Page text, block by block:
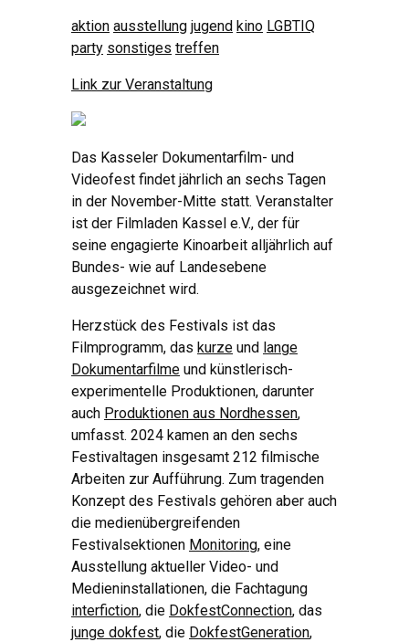
aktion ausstellung jugend kino LGBTIQ
party sonstiges treffen
Link zur Veranstaltung
Das Kasseler Dokumentarfilm- und
Videofest findet jährlich an sechs Tagen
in der November-Mitte statt. Veranstalter
ist der Filmladen Kassel e.V., der für
seine engagierte Kinoarbeit alljährlich auf
Bundes- wie auf Landesebene
ausgezeichnet wird.
Herzstück des Festivals ist das
Filmprogramm, das kurze und lange
Dokumentarfilme und künstlerisch-
experimentelle Produktionen, darunter
auch Produktionen aus Nordhessen,
umfasst. 2024 kamen an den sechs
Festivaltagen insgesamt 212 filmische
Arbeiten zur Aufführung. Zum tragenden
Konzept des Festivals gehören aber auch
die medienübergreifenden
Festivalsektionen Monitoring, eine
Ausstellung aktueller Video- und
Medieninstallationen, die Fachtagung
interfiction, die DokfestConnection, das
junge dokfest, die DokfestGeneration,